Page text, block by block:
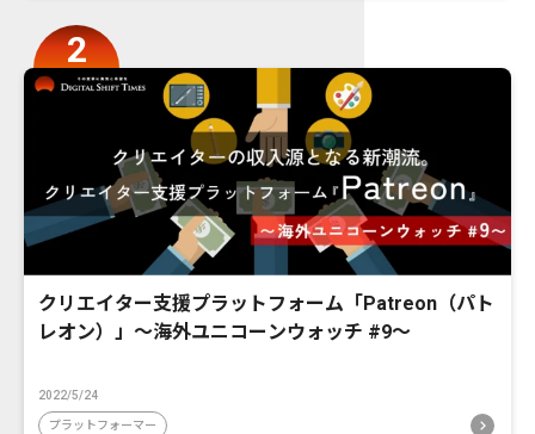
クリエイター支援プラットフォーム「Patreon（パト
レオン）」〜海外ユニコーンウォッチ #9〜
2022/5/24
プラットフォーマー